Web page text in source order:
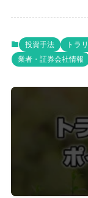
投資手法 トラ
業者・証券会社情報